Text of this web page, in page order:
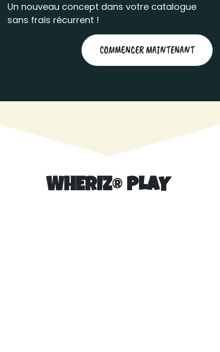
Un nouveau concept dans votre catalogue
sans frais récurrent !
COMMENCER MAINTENANT
WHERIZ® PLAY